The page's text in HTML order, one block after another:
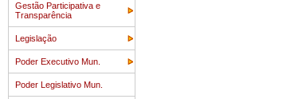
Gestão Participativa e
Transparência
Legislação
Poder Executivo Mun.
Poder Legislativo Mun.